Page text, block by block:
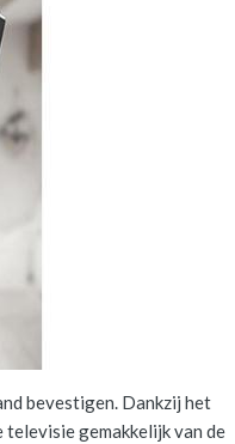
bevestigen. Dankzij het
gemakkelijk van de